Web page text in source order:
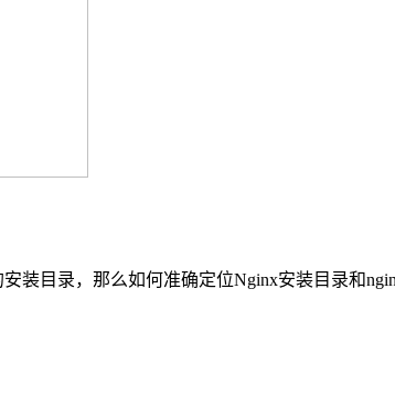
装目录，那么如何准确定位Nginx安装目录和